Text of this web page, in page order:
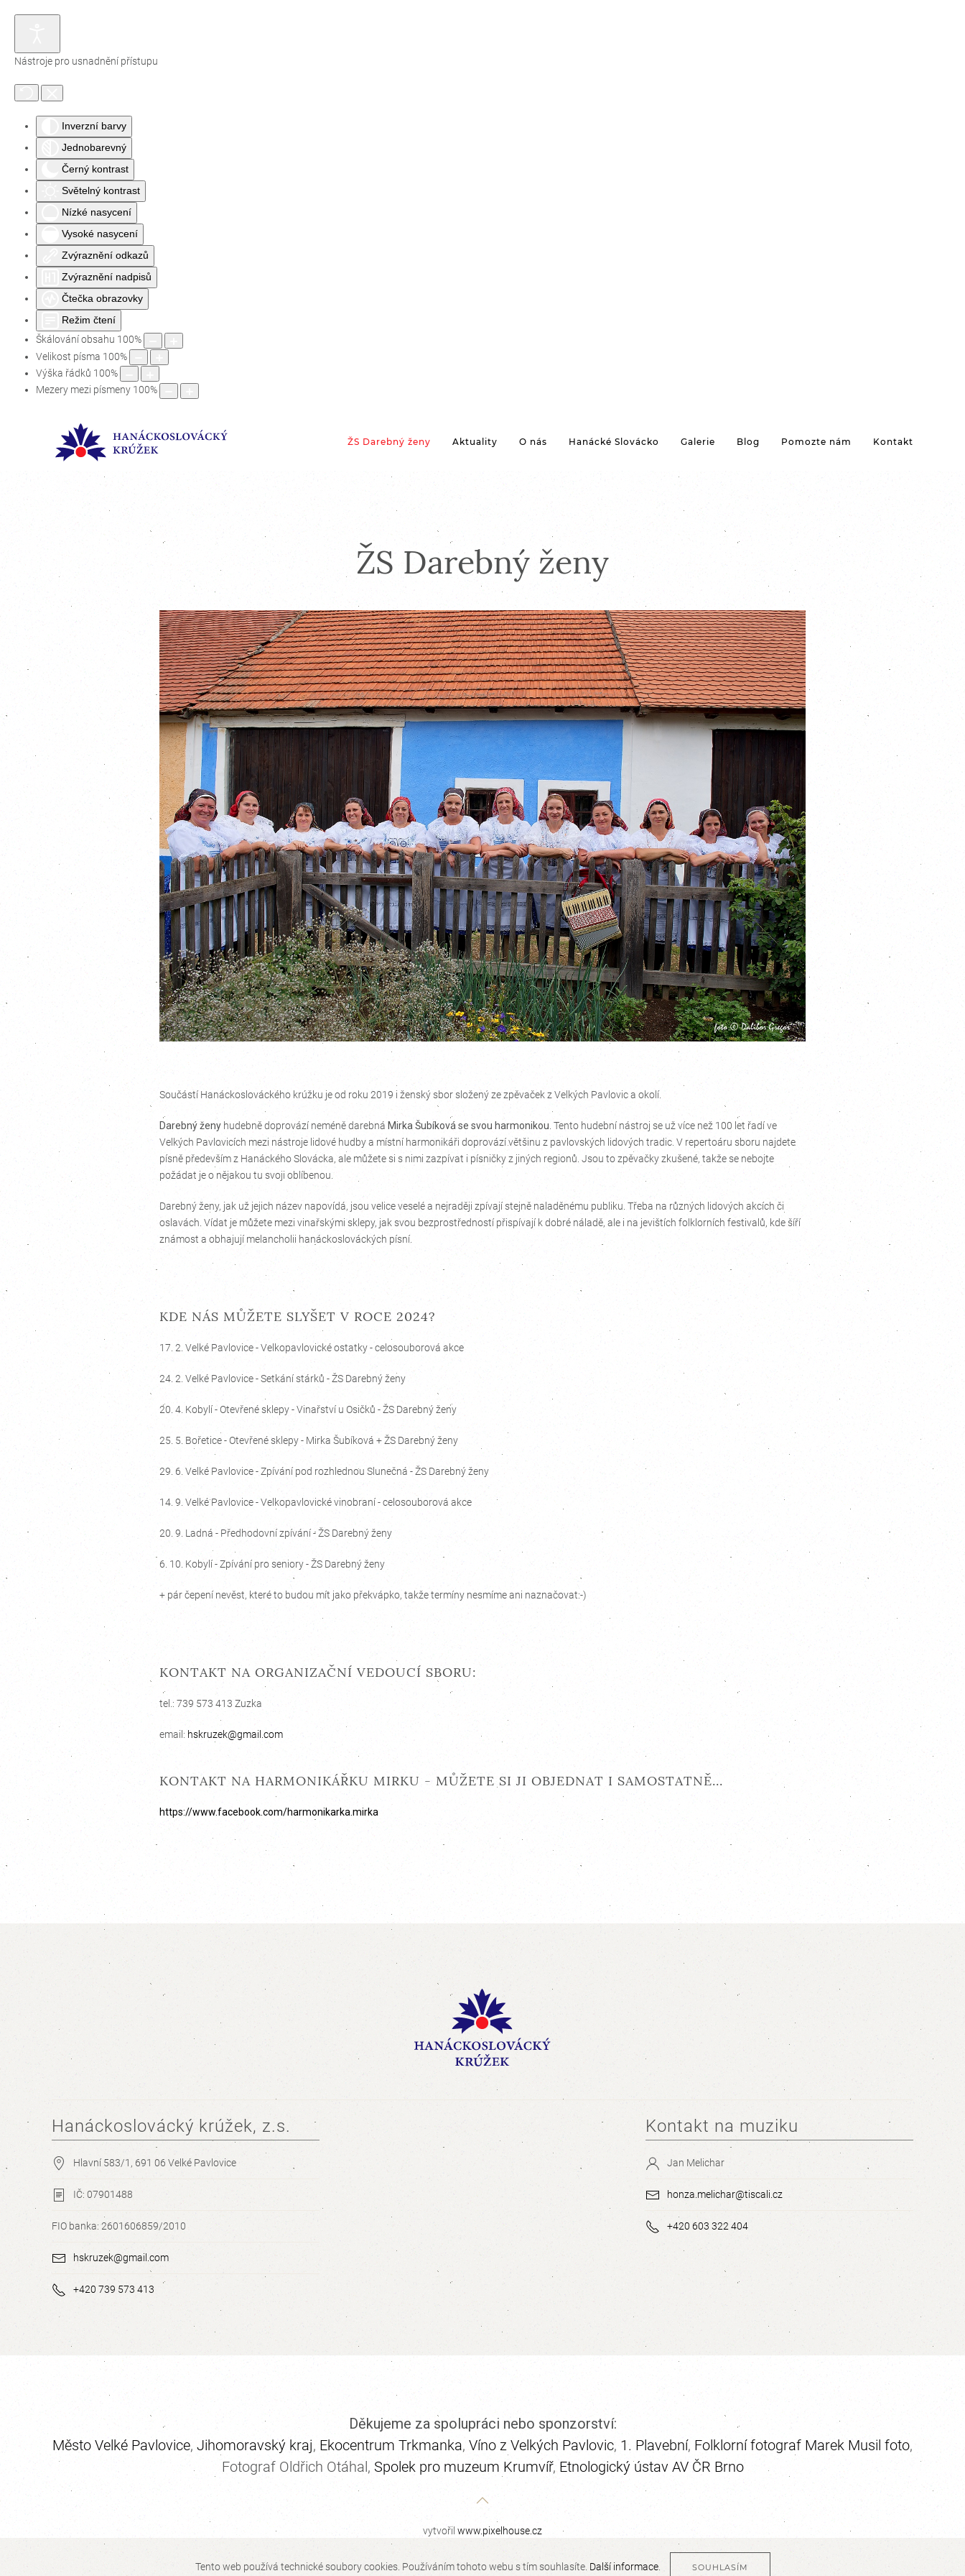
Nástroje pro usnadnění přístupu
Inverzní barvy
Jednobarevný
Černý kontrast
Světelný kontrast
Nízké nasycení
Vysoké nasycení
Zvýraznění odkazů
Zvýraznění nadpisů
Čtečka obrazovky
Režim čtení
Škálování obsahu 100%
Velikost písma 100%
Výška řádků 100%
Mezery mezi písmeny 100%
ŽS Darebný ženy Aktuality O nás Hanácké Slovácko Galerie Blog Pomozte nám Kontakt
ŽS Darebný ženy
Součástí Hanáckoslováckého krúžku je od roku 2019 i ženský sbor složený ze zpěvaček z Velkých Pavlovic a okolí.
Darebný ženy hudebně doprovází neméně darebná Mirka Šubíková se svou harmonikou . Tento hudební nástroj se už více než 100 let řadí ve
Velkých Pavlovicích mezi nástroje lidové hudby a místní harmonikáři doprovází většinu z pavlovských lidových tradic. V repertoáru sboru najdete
písně především z Hanáckého Slovácka, ale můžete si s nimi zazpívat i písničky z jiných regionů. Jsou to zpěvačky zkušené, takže se nebojte
požádat je o nějakou tu svoji oblíbenou.
Darebný ženy, jak už jejich název napovídá, jsou velice veselé a nejraději zpívají stejně naladěnému publiku. Třeba na různých lidových akcích či
oslavách. Vídat je můžete mezi vinařskými sklepy, jak svou bezprostředností přispívají k dobré náladě, ale i na jevištích folklorních festivalů, kde šíří
známost a obhajují melancholii hanáckoslováckých písní.
KDE NÁS MŮŽETE SLYŠET V ROCE 2024?
17. 2. Velké Pavlovice - Velkopavlovické ostatky - celosouborová akce
24. 2. Velké Pavlovice - Setkání stárků - ŽS Darebný ženy
20. 4. Kobylí - Otevřené sklepy - Vinařství u Osičků - ŽS Darebný ženy
25. 5. Bořetice - Otevřené sklepy - Mirka Šubíková + ŽS Darebný ženy
29. 6. Velké Pavlovice - Zpívání pod rozhlednou Slunečná - ŽS Darebný ženy
14. 9. Velké Pavlovice - Velkopavlovické vinobraní - celosouborová akce
20. 9. Ladná - Předhodovní zpívání - ŽS Darebný ženy
6. 10. Kobylí - Zpívání pro seniory - ŽS Darebný ženy
+ pár čepení nevěst, které to budou mít jako překvápko, takže termíny nesmíme ani naznačovat:-)
KONTAKT NA ORGANIZAČNÍ VEDOUCÍ SBORU:
tel.: 739 573 413 Zuzka
email: hskruzek@gmail.com
KONTAKT NA HARMONIKÁŘKU MIRKU - MŮŽETE SI JI OBJEDNAT I SAMOSTATNĚ...
https://www.facebook.com/harmonikarka.mirka
Hanáckoslovácký krúžek, z.s.
Hlavní 583/1, 691 06 Velké Pavlovice
IČ: 07901488
FIO banka: 2601606859/2010
hskruzek@gmail.com
+420 739 573 413
Kontakt na muziku
Jan Melichar
honza.melichar@tiscali.cz
+420 603 322 404
Děkujeme za spolupráci nebo sponzorství:
Město Velké Pavlovice, Jihomoravský kraj, Ekocentrum Trkmanka, Víno z Velkých Pavlovic, 1. Plavební, Folklorní fotograf Marek Musil foto,
Fotograf Oldřich Otáhal, Spolek pro muzeum Krumvíř, Etnologický ústav AV ČR Brno
vytvořil www.pixelhouse.cz
Tento web používá technické soubory cookies. Používáním tohoto webu s tím souhlasíte. Další informace. SOUHLASÍM